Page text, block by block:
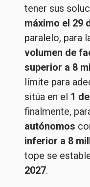
tener sus
máximo el 29
paralelo, para
volumen de
superior a 8
límite para
sitúa en el 1
finalmente,
autónomos
inferior a 8
tope se
2027.